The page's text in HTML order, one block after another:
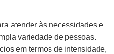
atender às necessidades e
variedade de pessoas.
em termos de intensidade,